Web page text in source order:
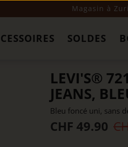
Magasin à
SOLDES
LEVI'S®
JEANS,
Bleu foncé uni, sans
CHF 49.90